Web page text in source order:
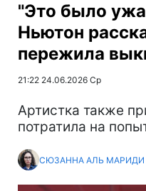
"Это было
Ньютон
пережила
21:22 24.06.2026 Ср
Артистка также
потратила на
СЮЗАННА АЛЬ МАРИДИ